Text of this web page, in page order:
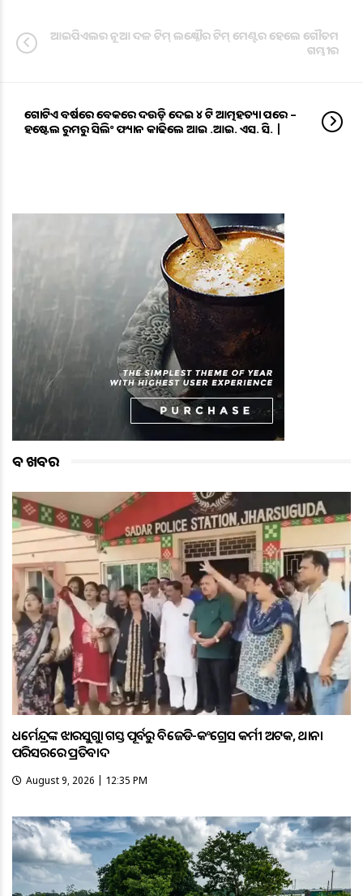
ଆଇପିଏଲର ନୂଆ ଦଳ ଟିମ୍ ଲକ୍ଷ୍ନୌର ଟିମ୍ ମେଣ୍ଟର ହେଲେ ଗୌତମ
ଗମ୍ଭୀର
ଗୋଟିଏ ବର୍ଷରେ ବେକରେ ଦଉଡ଼ି ଦେଇ ୪ ଟି ଆତ୍ମହତ୍ୟା ପରେ –
ହଷ୍ଟେଲ ରୁମରୁ ସିଲିଂ ଫ୍ୟାନ କାଢିଲେ ଆଇ .ଆଇ. ଏସ. ସି. |
ବଡ ଖବର
ଧର୍ମେନ୍ଦ୍ରଙ୍କ ଝାରସୁଗୁଡ଼ା ଗସ୍ତ ପୂର୍ବରୁ ବିଜେଡି-କଂଗ୍ରେସ କର୍ମୀ ଅଟକ, ଥାନା
ପରିସରରେ ପ୍ରତିବାଦ
August 9, 2026 | 12:35 PM